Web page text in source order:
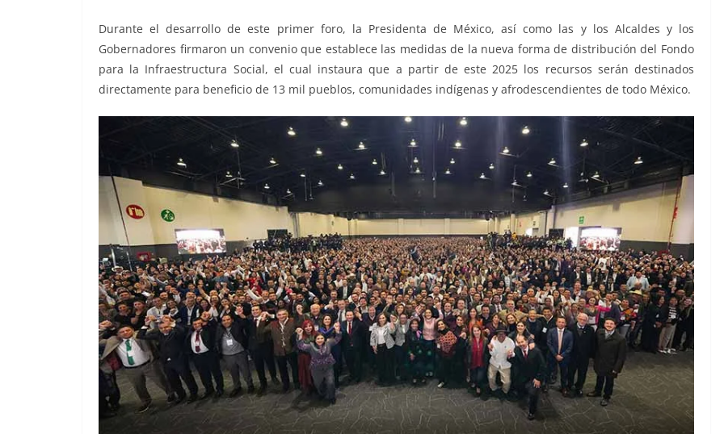
Durante el desarrollo de este primer foro, la Presidenta de México, así como las y los Alcaldes y los
Gobernadores firmaron un convenio que establece las medidas de la nueva forma de distribución del Fondo
para la Infraestructura Social, el cual instaura que a partir de este 2025 los recursos serán destinados
directamente para beneficio de 13 mil pueblos, comunidades indígenas y afrodescendientes de todo México.